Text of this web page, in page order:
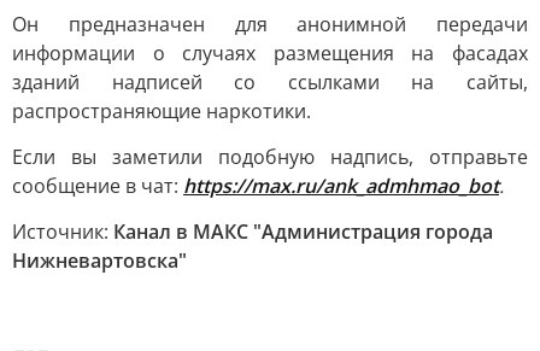
Он предназначен для анонимной передачи
информации о случаях размещения на фасадах
зданий надписей со ссылками на сайты,
распространяющие наркотики.
Если вы заметили подобную надпись, отправьте
сообщение в чат: https://max.ru/ank_admhmao_bot.
Источник: Канал в МАКС "Администрация города
Нижневартовска"